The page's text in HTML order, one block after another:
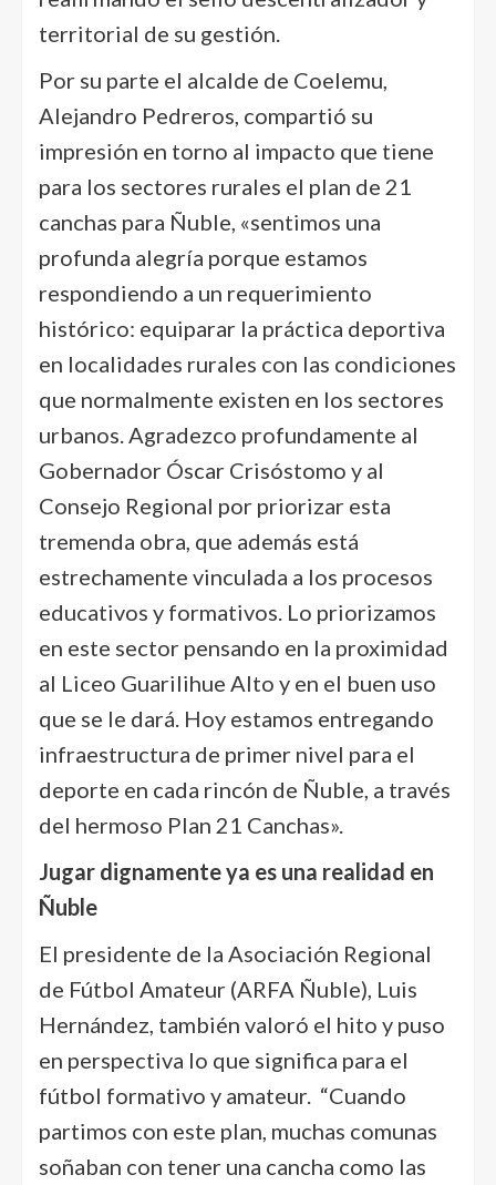
territorial de su gestión.
Por su parte el alcalde de Coelemu,
Alejandro Pedreros, compartió su
impresión en torno al impacto que tiene
para los sectores rurales el plan de 21
canchas para Ñuble, «sentimos una
profunda alegría porque estamos
respondiendo a un requerimiento
histórico: equiparar la práctica deportiva
en localidades rurales con las condiciones
que normalmente existen en los sectores
urbanos. Agradezco profundamente al
Gobernador Óscar Crisóstomo y al
Consejo Regional por priorizar esta
tremenda obra, que además está
estrechamente vinculada a los procesos
educativos y formativos. Lo priorizamos
en este sector pensando en la proximidad
al Liceo Guarilihue Alto y en el buen uso
que se le dará. Hoy estamos entregando
infraestructura de primer nivel para el
deporte en cada rincón de Ñuble, a través
del hermoso Plan 21 Canchas».
Jugar dignamente ya es una realidad en
Ñuble
El presidente de la Asociación Regional
de Fútbol Amateur (ARFA Ñuble), Luis
Hernández, también valoró el hito y puso
en perspectiva lo que significa para el
fútbol formativo y amateur. “Cuando
partimos con este plan, muchas comunas
soñaban con tener una cancha como las